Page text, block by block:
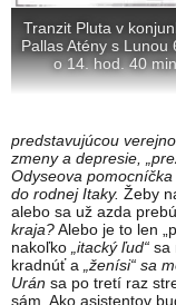
Tranzit Pluta v
Pallas Atény s Lunou
o 14. hod. 40
predstavujúcou
zmeny a depresie,
Odyseova
do rodnej Itaky. Žeby
alebo sa už azda
kraja?Alebo je to len
nakoľko „itacký ľud“ sa
kradnúť a
„ženísi“ sa
Urán sa po tretí raz
sám. Ako asistentov